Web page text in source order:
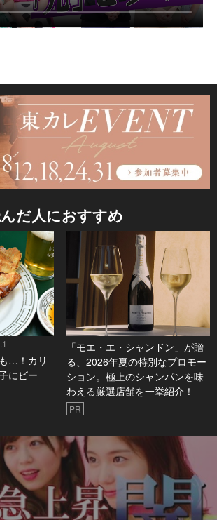
だ人におすすめ
…！カリ
にビー
「モエ・エ・シャンドン」が贈
る、2026年夏の特別なプロモー
ション。極上のシャンパンを味
わえる厳選店舗を一挙紹介！
PR